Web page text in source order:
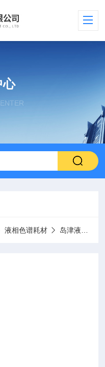
心
液相色谱耗材 岛津液相色谱耗材